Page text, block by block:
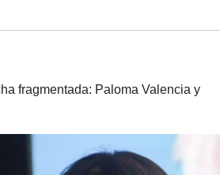
fragmentada: Paloma Valencia y